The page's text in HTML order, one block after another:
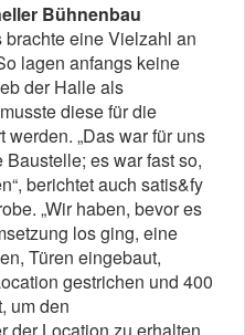
Bühnenbau
eine Vielzahl an
lagen anfangs keine
der Halle als
diese für die
„Das war für uns
es war fast so,
berichtet auch satis&fy
„Wir haben, bevor es
los ging, eine
Türen eingebaut,
gestrichen und 400
um den